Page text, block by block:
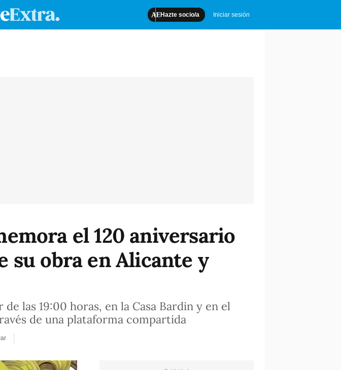
Hazte socio/a Iniciar sesión
el 120 aniversario
su obra en Alicante y
las 19:00 horas, en la Casa Bardin y en el
de una plataforma compartida